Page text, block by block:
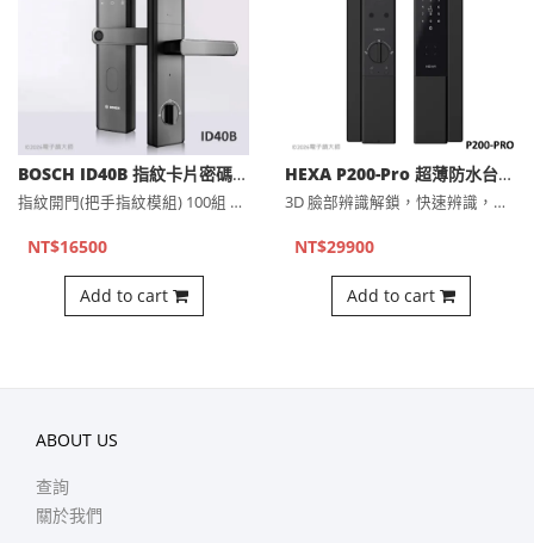
BOSCH ID40B 指紋卡片密碼鑰匙(選配遠端) 電子鎖
指紋開門(把手指紋模組) 100組 感應卡開門 (附兩張)可⋯
NT$16500
Add to cart
HEXA P200-Pro 超薄防水台灣製造七合一智能電子鎖（公司貨)
3D 臉部辨識解鎖，快速辨識，弱光環境也能使用掌靜脈解鎖，免⋯
NT$29900
Add to cart
ABOUT US
查詢
關於我們